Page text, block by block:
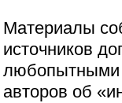
Материалы
источников
любопытными
авторов об